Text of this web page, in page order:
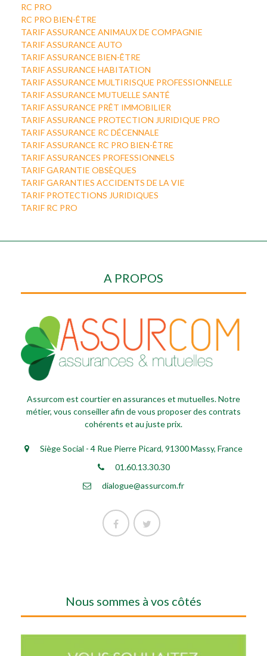
RC PRO
RC PRO BIEN-ÊTRE
TARIF ASSURANCE ANIMAUX DE COMPAGNIE
TARIF ASSURANCE AUTO
TARIF ASSURANCE BIEN-ÊTRE
TARIF ASSURANCE HABITATION
TARIF ASSURANCE MULTIRISQUE PROFESSIONNELLE
TARIF ASSURANCE MUTUELLE SANTÉ
TARIF ASSURANCE PRÊT IMMOBILIER
TARIF ASSURANCE PROTECTION JURIDIQUE PRO
TARIF ASSURANCE RC DÉCENNALE
TARIF ASSURANCE RC PRO BIEN-ÊTRE
TARIF ASSURANCES PROFESSIONNELS
TARIF GARANTIE OBSÈQUES
TARIF GARANTIES ACCIDENTS DE LA VIE
TARIF PROTECTIONS JURIDIQUES
TARIF RC PRO
A PROPOS
Assurcom est courtier en assurances et mutuelles. Notre
métier, vous conseiller afin de vous proposer des contrats
cohérents et au juste prix.
Siège Social - 4 Rue Pierre Picard, 91300 Massy, France
01.60.13.30.30
dialogue@assurcom.fr
Nous sommes à vos côtés